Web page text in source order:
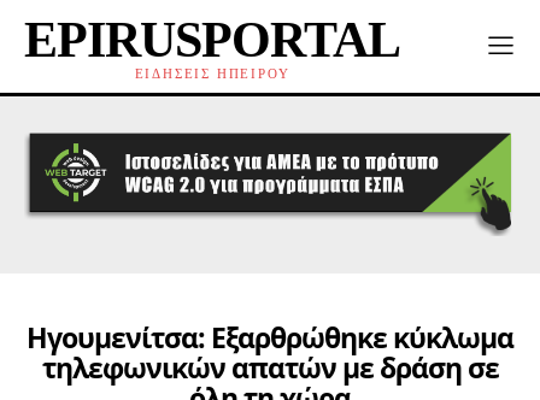
EPIRUSPORTAL
ΕΙΔΗΣΕΙΣ ΗΠΕΙΡΟΥ
Ηγουμενίτσα: Εξαρθρώθηκε κύκλωμα
τηλεφωνικών απατών με δράση σε